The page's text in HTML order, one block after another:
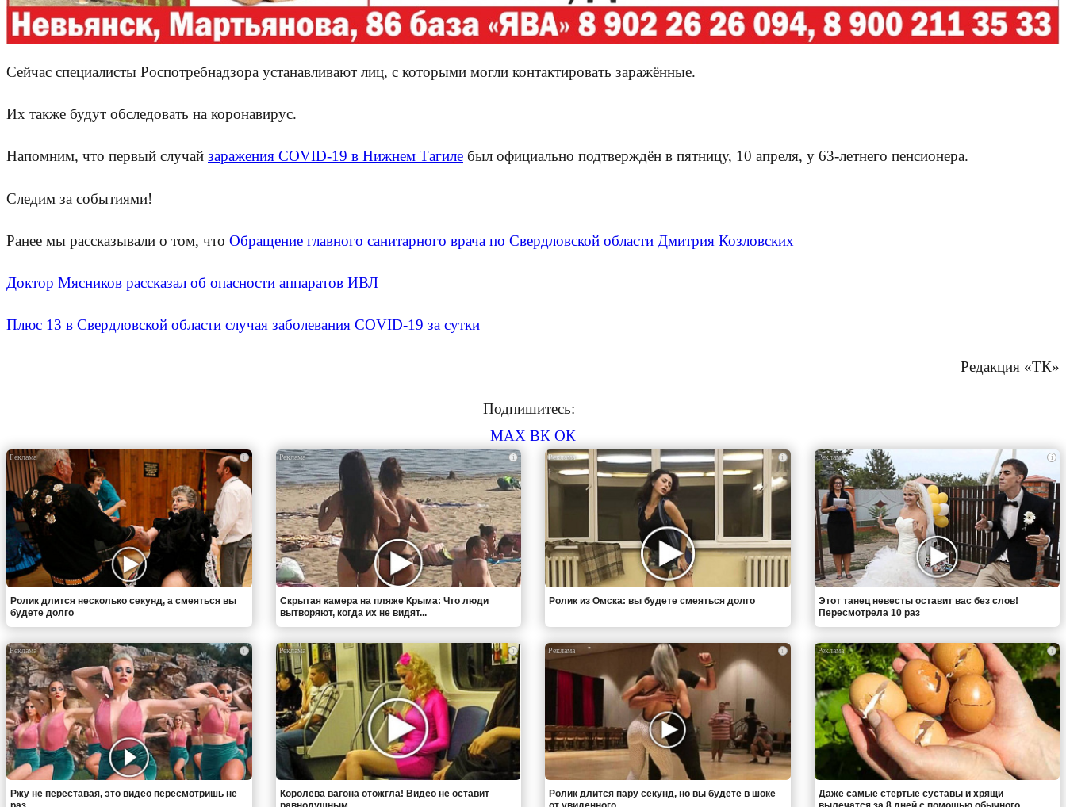
Сейчас специалисты Роспотребнадзора устанавливают лиц, с которыми могли контактировать заражённые.
Их также будут обследовать на коронавирус.
Напомним, что первый случай заражения COVID-19 в Нижнем Тагиле был официально подтверждён в пятницу, 10 апреля, у 63-летнего пенсионера.
Следим за событиями!
Ранее мы рассказывали о том, что Обращение главного санитарного врача по Свердловской области Дмитрия Козловских
Доктор Мясников рассказал об опасности аппаратов ИВЛ
Плюс 13 в Свердловской области случая заболевания COVID-19 за сутки
Редакция «ТК»
Подпишитесь:
MAX ВК ОК
i
Ролик длится несколько секунд, а смеяться вы
будете долго
i
Скрытая камера на пляже Крыма: Что люди
вытворяют, когда их не видят...
i
Ролик из Омска: вы будете смеяться долго
i
Этот танец невесты оставит вас без слов!
Пересмотрела 10 раз
i
Ржу не переставая, это видео пересмотришь не
i
Королева вагона отожгла! Видео не оставит
i
Ролик длится пару секунд, но вы будете в шоке
i
Даже самые стертые суставы и хрящи